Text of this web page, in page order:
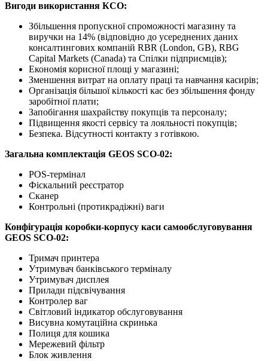
Вигоди використання КСО:
Збільшення пропускної спроможності магазину та
виручки на 14% (відповідно до усереднених даних
консалтингових компаній RBR (London, GB), RBG
Capital Markets (Canada) та Спілки підприємців);
Економія корисної площі у магазині;
Зменшення витрат на оплату праці та навчання касирів;
Організація більшої кількості кас без збільшення фонду
заробітної плати;
Запобігання шахрайству покупців та персоналу;
Підвищення якості сервісу та лояльності покупців;
Безпека. Відсутності контакту з готівкою.
Загальна комплектація GEOS SCO-02:
POS-термінал
Фіскальний реєстратор
Сканер
Контрольні (протикрадіжні) ваги
Конфігурація коробки-корпусу каси самообслуговування
GEOS SCO-02:
Тримач принтера
Утримувач банківського терміналу
Утримувач дисплея
Прилади підсвічування
Контролер ваг
Світловий індикатор обслуговування
Висувна комутаційна скринька
Полиця для кошика
Мережевий фільтр
Блок живлення